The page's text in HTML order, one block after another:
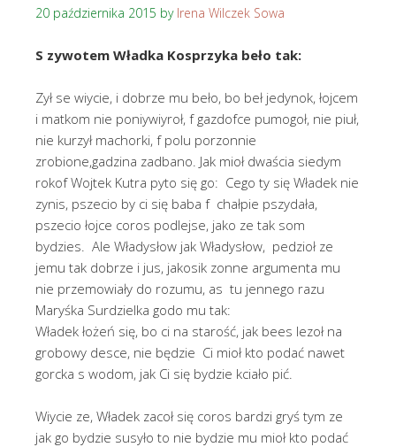
20 października 2015 by Irena Wilczek Sowa
S zywotem Władka Kosprzyka beło tak:
Zył se wiycie, i dobrze mu beło, bo beł jedynok, łojcem
i matkom nie poniywiyroł, f gazdofce pumogoł, nie piuł,
nie kurzył machorki, f polu porzonnie
zrobione,gadzina zadbano. Jak mioł dwaścia siedym
rokof Wojtek Kutra pyto się go: Cego ty się Władek nie
zynis, pszecio by ci się baba f chałpie pszydała,
pszecio łojce coros podlejse, jako ze tak som
bydzies. Ale Władysłow jak Władysłow, pedzioł ze
jemu tak dobrze i jus, jakosik zonne argumenta mu
nie przemowiały do rozumu, as tu jennego razu
Maryśka Surdzielka godo mu tak:
Władek łożeń się, bo ci na starość, jak bees lezoł na
grobowy desce, nie będzie Ci mioł kto podać nawet
gorcka s wodom, jak Ci się bydzie kciało pić.
Wiycie ze, Władek zacoł się coros bardzi gryś tym ze
jak go bydzie susyło to nie bydzie mu mioł kto podać